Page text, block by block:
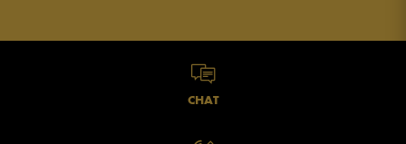
CHAT